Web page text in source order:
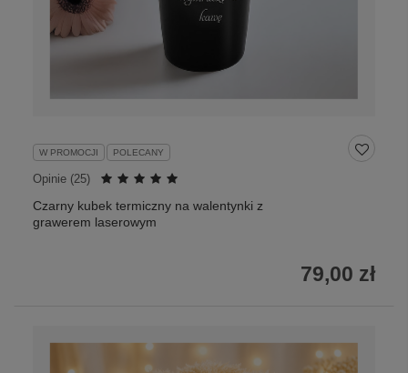
W PROMOCJI POLECANY
Opinie (25)
Czarny kubek termiczny na walentynki z
grawerem laserowym
79,00 zł